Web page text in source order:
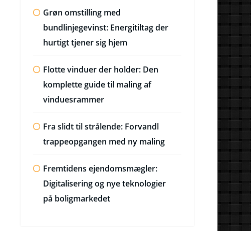
Grøn omstilling med
bundlinjegevinst: Energitiltag der
hurtigt tjener sig hjem
Flotte vinduer der holder: Den
komplette guide til maling af
vinduesrammer
Fra slidt til strålende: Forvandl
trappeopgangen med ny maling
Fremtidens ejendomsmægler:
Digitalisering og nye teknologier
på boligmarkedet